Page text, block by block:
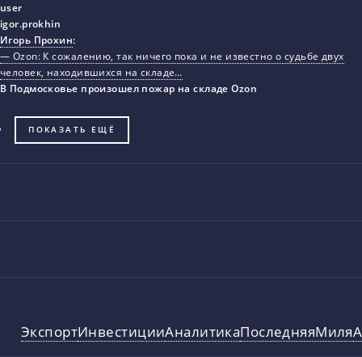
Игорь Прохин:
— Ozon: К сожалению, так ничего пока и не известно о судьбе двух
человек, находившихся на складе…
В Подмосковье произошел пожар на складе Ozon
ПОКАЗАТЬ ЕЩЁ
ЭкспортИнвестицииАналитикаПоследняяМиля